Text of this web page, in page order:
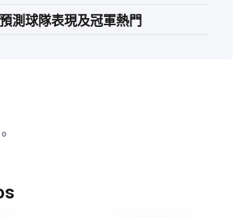
測球隊表現及冠軍熱門